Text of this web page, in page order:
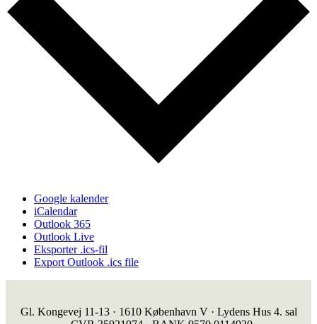
Google kalender
iCalendar
Outlook 365
Outlook Live
Eksporter .ics-fil
Export Outlook .ics file
Gl. Kongevej 11-13 · 1610 København V · Lydens Hus 4. sal